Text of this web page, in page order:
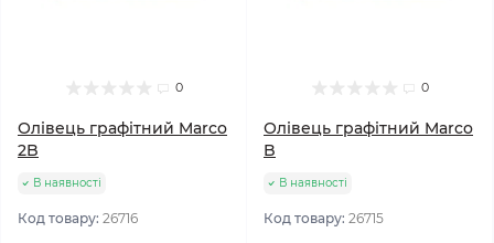
0
Олівець графітний Marco
2B
В наявності
Код товару: 26716
0
Олівець графітний Marco
B
В наявності
Код товару: 26715